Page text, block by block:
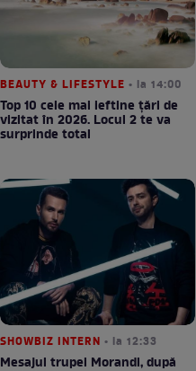
BEAUTY & LIFESTYLE • la 14:00
Top 10 cele mai ieftine țări de
vizitat în 2026. Locul 2 te va
surprinde total
SHOWBIZ INTERN • la 12:33
Mesajul trupei Morandi, după